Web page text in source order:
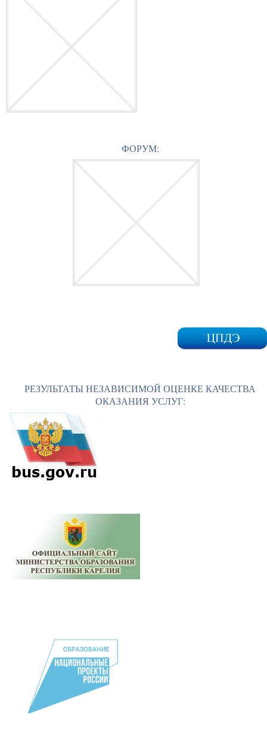
ФОРУМ:
РЕЗУЛЬТАТЫ НЕЗАВИСИМОЙ ОЦЕНКЕ КАЧЕСТВА
ОКАЗАНИЯ УСЛУГ: